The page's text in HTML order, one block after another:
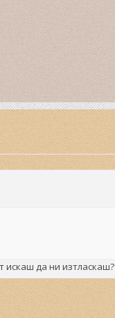
искаш да ни изтласкаш?